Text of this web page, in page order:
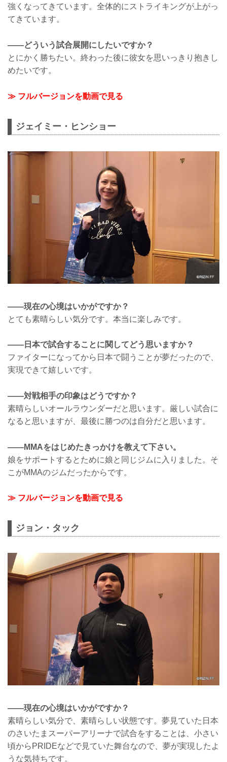
強くなってきています。全体的にストライキングが上がっ
てきています。
——どういう試合展開にしたいですか？
とにかく勝ちたい。終わった後に彼女を思いっきり抱きし
めたいです。
≫ フルバージョンを動画で見る
ジェイミー・ヒンショー
——現在の心境はいかがですか？
とても素晴らしい気分です。本当に楽しみです。
——日本で試合することに関してどう思いますか？
ファイターになってから日本で闘うことが夢だったので、
実現できて嬉しいです。
——対戦相手の印象はどうですか？
素晴らしいオールラウンダーだと思います。厳しい試合に
なると思いますが、最後に勝つのは自分だと思います。
——MMAをはじめたきっかけを教えて下さい。
娘をサポートするとために娘と同じジムに入りました。そ
こがMMAのジムだったからです。
≫ フルバージョンを動画で見る
ジョン・タック
——現在の心境はいかがですか？
素晴らしい気分で、素晴らしい状態です。夢見ていた日本
のさいたまスーパーアリーナで試合をすることは、小さい
頃からPRIDEなどで見ていた舞台なので、夢が実現したよ
うな気持ちです。